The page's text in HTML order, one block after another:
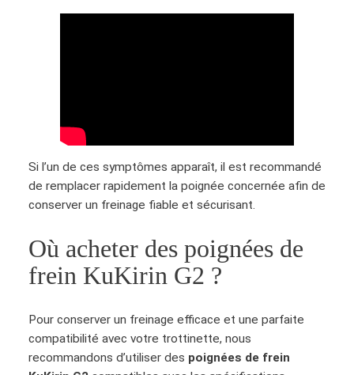
Si l’un de ces symptômes apparaît, il est recommandé
de remplacer rapidement la poignée concernée afin de
conserver un freinage fiable et sécurisant.
Où acheter des poignées de
frein KuKirin G2 ?
Pour conserver un freinage efficace et une parfaite
compatibilité avec votre trottinette, nous
recommandons d’utiliser des poignées de frein